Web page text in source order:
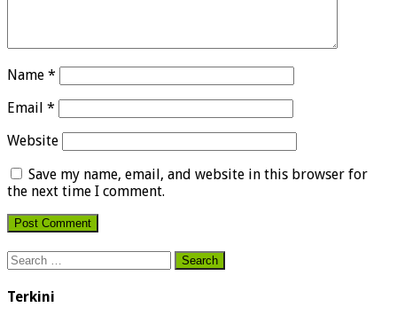
Name *
Email *
Website
Save my name, email, and website in this browser for
the next time I comment.
Search
for:
Terkini